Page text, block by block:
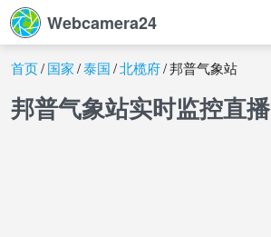
Webcamera24
首页 国家 泰国 北榄府 邦普气象站
邦普气象站实时监控直播